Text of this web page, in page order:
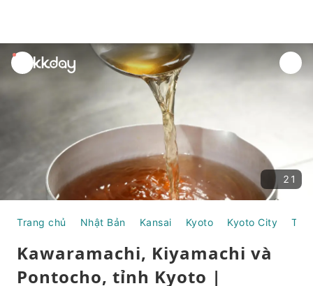
unread
notifications
21
Trang chủ Nhật Bản Kansai Kyoto Kyoto City
Kawaramachi, Kiyamachi và
Pontocho, tỉnh Kyoto |